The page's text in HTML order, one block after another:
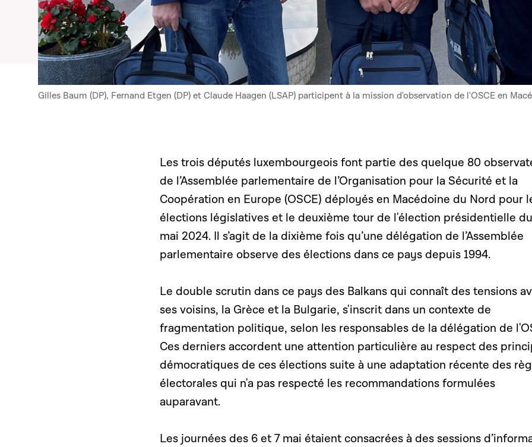
Gilles Baum (DP), Fernand Etgen (DP) et Claude Haagen (LSAP) participent à la mission d'observation de l'OSCE en
Les trois députés luxembourgeois font partie des quelque 80
de l’Assemblée parlementaire de l’Organisation pour la Sécurité et la
Coopération en Europe (OSCE) déployés en Macédoine du Nord pour
élections législatives et le deuxième tour de l'élection présidentielle
mai 2024. Il s’agit de la dixième fois qu’une délégation de l’Assemblée
parlementaire observe des élections dans ce pays depuis 1994.
Le double scrutin dans ce pays des Balkans qui connaît des tensions
ses voisins, la Grèce et la Bulgarie, s'inscrit dans un contexte de
fragmentation politique, selon les responsables de la délégation de
Ces derniers accordent une attention particulière au respect des
démocratiques de ces élections suite à une adaptation récente des
électorales qui n'a pas respecté les recommandations formulées
auparavant.
Les journées des 6 et 7 mai étaient consacrées à des sessions